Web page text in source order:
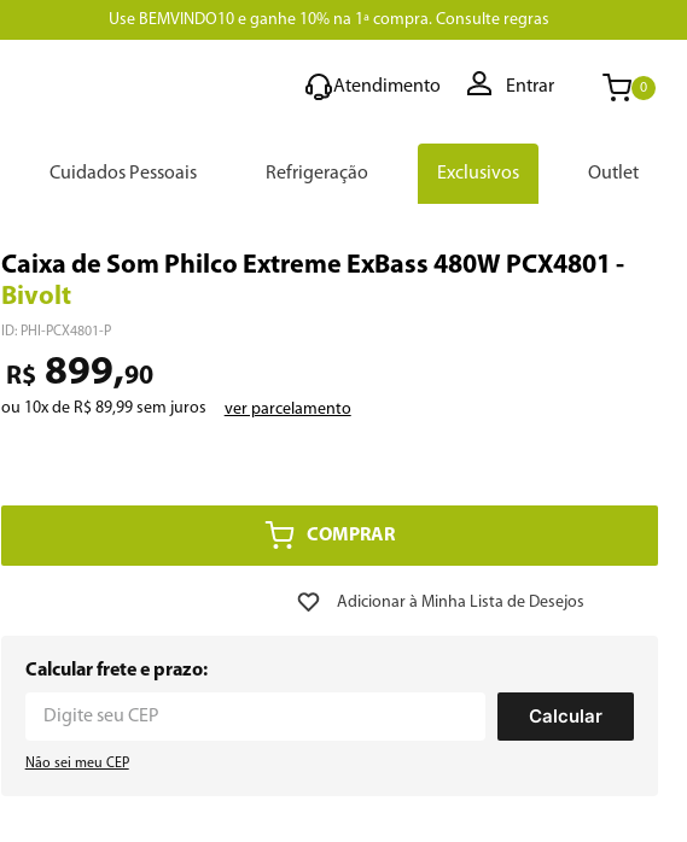
Use BEMVINDO10 e ganhe 10% na 1ª compra. Consulte regras
Atendimento Entrar 0
Cuidados Pessoais Refrigeração Exclusivos Outlet
Caixa de Som Philco Extreme ExBass 480W PCX4801 -
Bivolt
ID: PHI-PCX4801-P
R$ 899,90
ou 10x de R$ 89,99sem juros ver parcelamento
COMPRAR
Calcular frete e prazo:
Calcular
Não sei meu CEP